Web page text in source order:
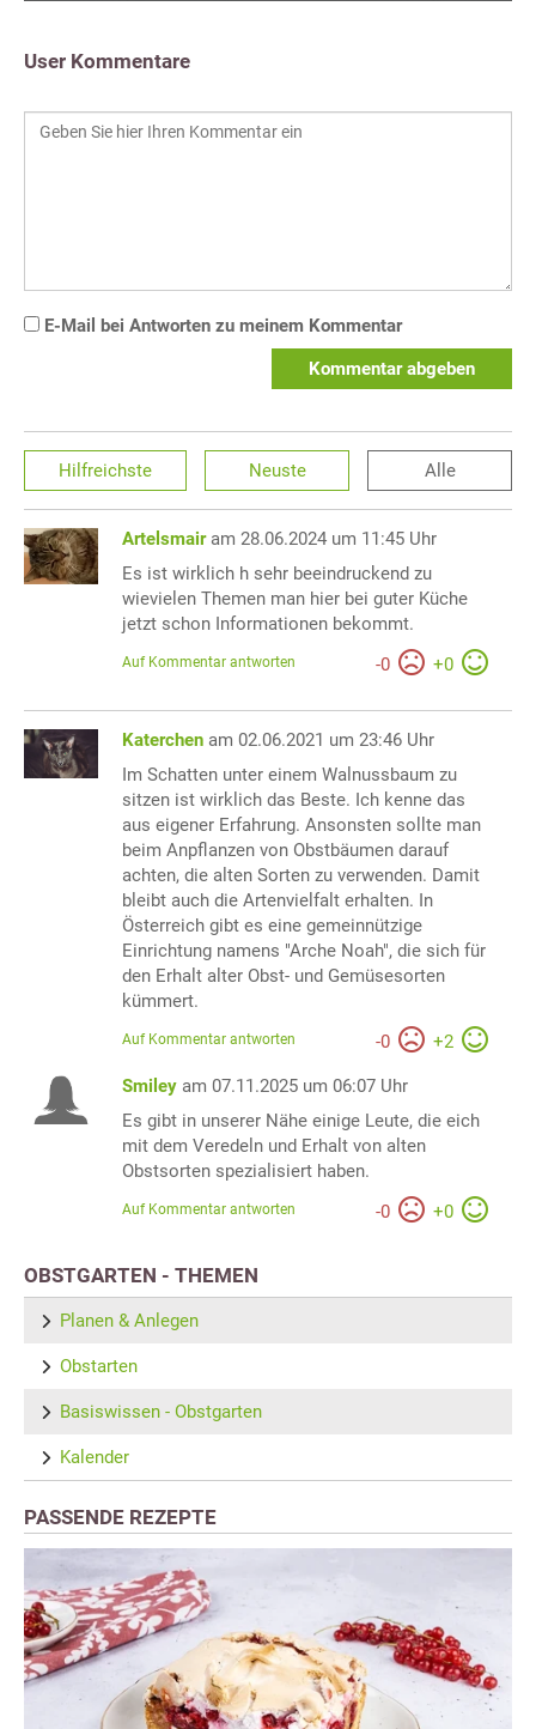
User Kommentare
E-Mail bei Antworten zu meinem Kommentar
Kommentar abgeben
Hilfreichste Neuste Alle
Artelsmair am 28.06.2024 um 11:45 Uhr
Es ist wirklich h sehr beeindruckend zu
wievielen Themen man hier bei guter Küche
jetzt schon Informationen bekommt.
-0 +0
Auf Kommentar antworten
Katerchen am 02.06.2021 um 23:46 Uhr
Im Schatten unter einem Walnussbaum zu
sitzen ist wirklich das Beste. Ich kenne das
aus eigener Erfahrung. Ansonsten sollte man
beim Anpflanzen von Obstbäumen darauf
achten, die alten Sorten zu verwenden. Damit
bleibt auch die Artenvielfalt erhalten. In
Österreich gibt es eine gemeinnützige
Einrichtung namens "Arche Noah", die sich für
den Erhalt alter Obst- und Gemüsesorten
kümmert.
-0 +2
Auf Kommentar antworten
Smiley am 07.11.2025 um 06:07 Uhr
Es gibt in unserer Nähe einige Leute, die eich
mit dem Veredeln und Erhalt von alten
Obstsorten spezialisiert haben.
-0 +0
Auf Kommentar antworten
OBSTGARTEN - THEMEN
Planen & Anlegen
Obstarten
Basiswissen - Obstgarten
Kalender
PASSENDE REZEPTE